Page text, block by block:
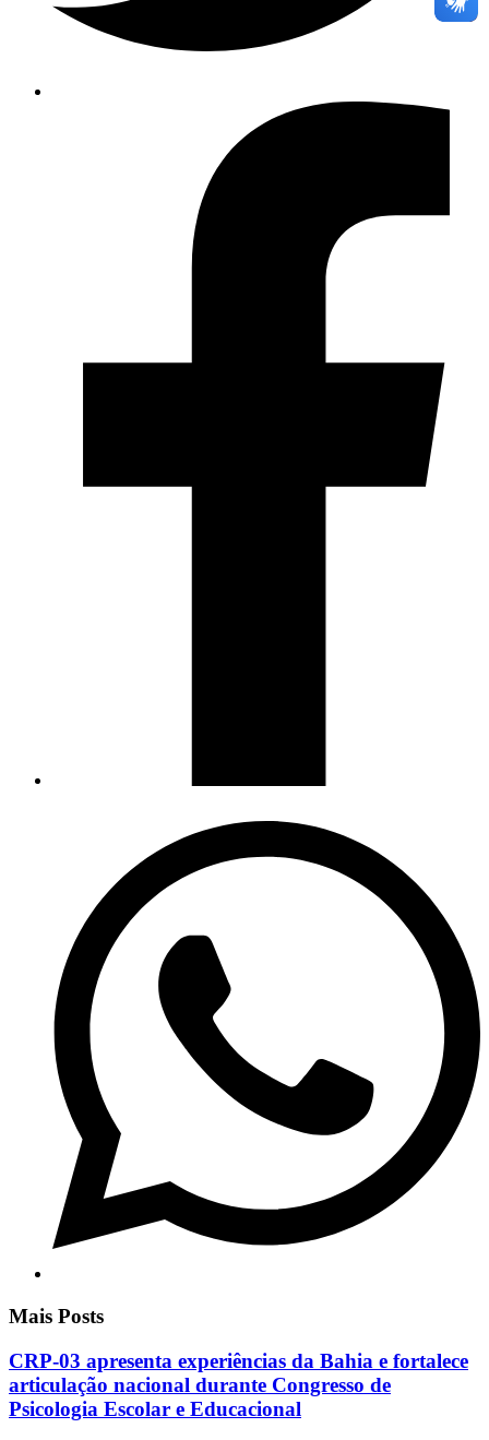
Mais Posts
CRP-03 apresenta experiências da Bahia e fortalece
articulação nacional durante Congresso de
Psicologia Escolar e Educacional